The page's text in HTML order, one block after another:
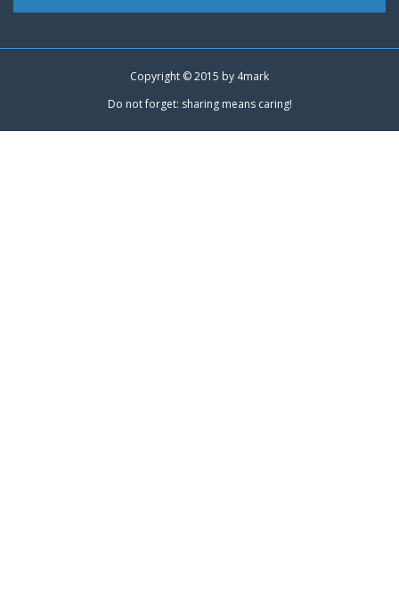
Copyright © 2015 by 4mark
Do not forget: sharing means caring!